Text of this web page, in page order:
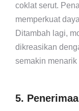
coklat serut.
memperkuat
Ditambah lagi,
dikreasikan
semakin
5.